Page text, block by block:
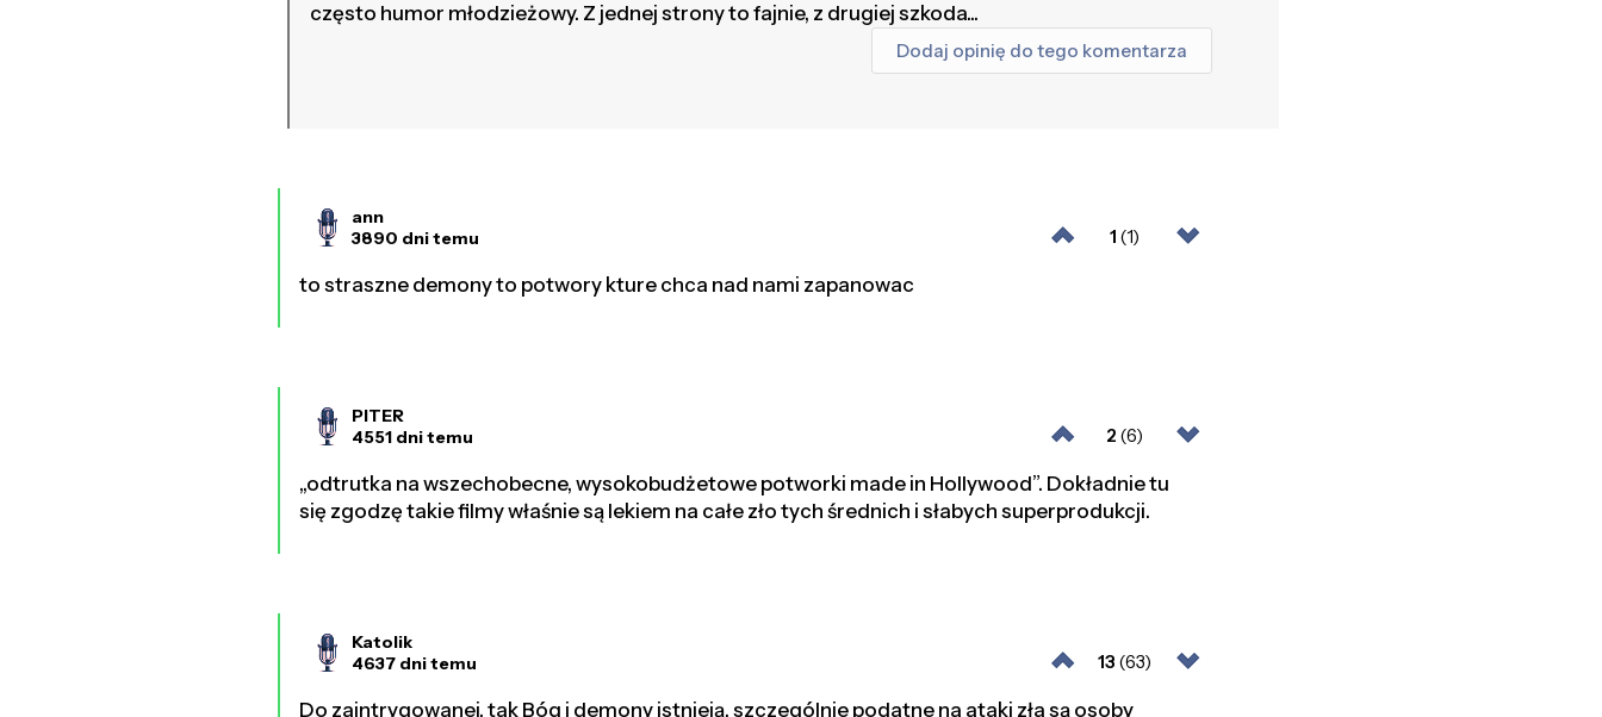
często humor młodzieżowy. Z jednej strony to fajnie, z drugiej szkoda...
Dodaj opinię do tego komentarza
1 (1)
ann
3890 dni temu
to straszne demony to potwory kture chca nad nami zapanowac
2 (6)
PITER
4551 dni temu
„odtrutka na wszechobecne, wysokobudżetowe potworki made in Hollywood”. Dokładnie tu
się zgodzę takie filmy właśnie są lekiem na całe zło tych średnich i słabych superprodukcji.
13 (63)
Katolik
4637 dni temu
Do zaintrygowanej, tak Bóg i demony istnieją, szczególnie podatne na ataki zła są osoby